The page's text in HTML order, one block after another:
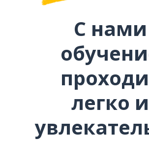
С нами
легко и